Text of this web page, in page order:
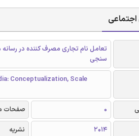
اجتماعی
تعامل نام تجاری مصرف کننده در
سنجی
Conceptualization, Scale
0 صفحات
2014 نشریه